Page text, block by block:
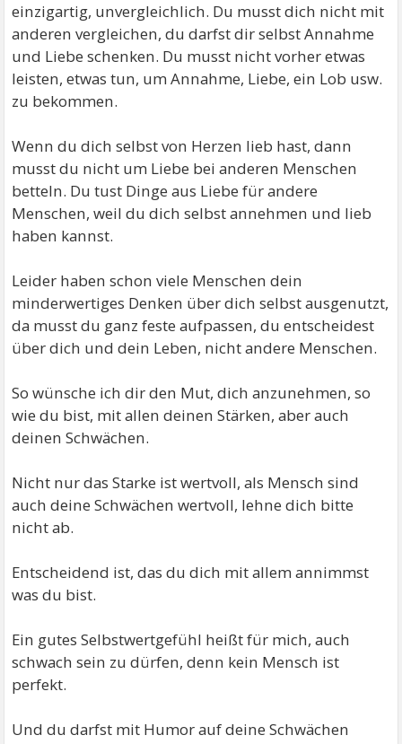
einzigartig, unvergleichlich. Du musst dich nicht mit
anderen vergleichen, du darfst dir selbst Annahme
und Liebe schenken. Du musst nicht vorher etwas
leisten, etwas tun, um Annahme, Liebe, ein Lob usw.
zu bekommen.
Wenn du dich selbst von Herzen lieb hast, dann
musst du nicht um Liebe bei anderen Menschen
betteln. Du tust Dinge aus Liebe für andere
Menschen, weil du dich selbst annehmen und lieb
haben kannst.
Leider haben schon viele Menschen dein
minderwertiges Denken über dich selbst ausgenutzt,
da musst du ganz feste aufpassen, du entscheidest
über dich und dein Leben, nicht andere Menschen.
So wünsche ich dir den Mut, dich anzunehmen, so
wie du bist, mit allen deinen Stärken, aber auch
deinen Schwächen.
Nicht nur das Starke ist wertvoll, als Mensch sind
auch deine Schwächen wertvoll, lehne dich bitte
nicht ab.
Entscheidend ist, das du dich mit allem annimmst
was du bist.
Ein gutes Selbstwertgefühl heißt für mich, auch
schwach sein zu dürfen, denn kein Mensch ist
perfekt.
Und du darfst mit Humor auf deine Schwächen